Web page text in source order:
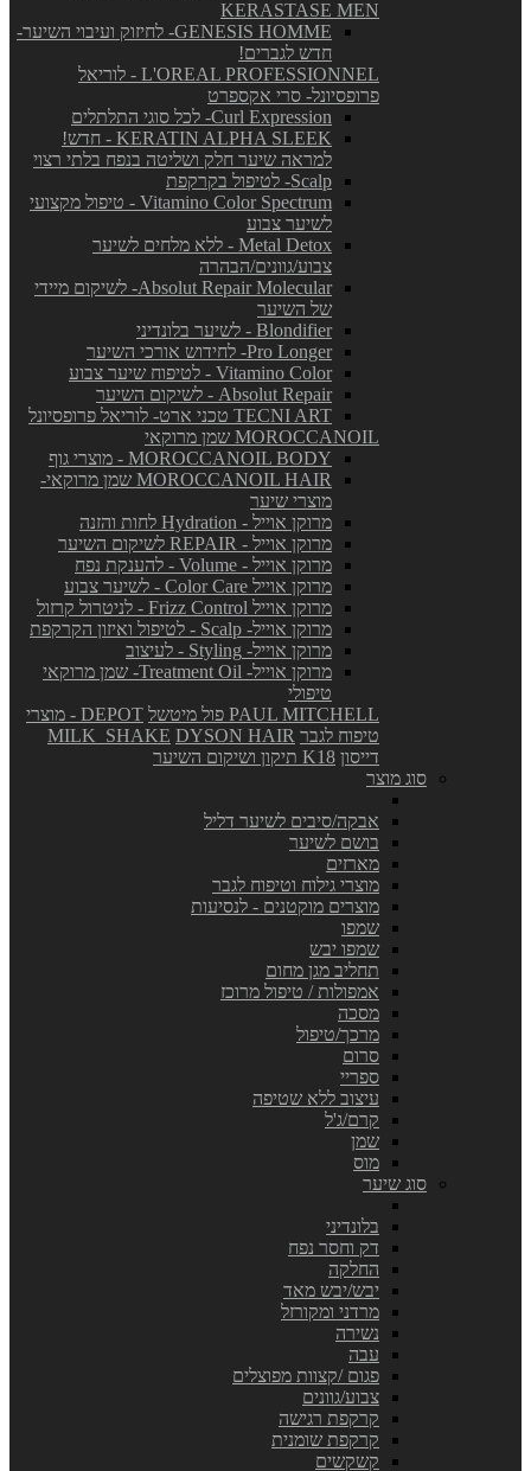
KERASTASE MEN
GENESIS HOMME- לחיזוק ועיבוי השיער-
חדש לגברים!
L'OREAL PROFESSIONNEL - לוריאל
פרופסיונל- סרי אקספרט
Curl Expression- לכל סוגי התלתלים
KERATIN ALPHA SLEEK - חדש!
למראה שיער חלק ושליטה בנפח בלתי רצוי
Scalp- לטיפול בקרקפת
Vitamino Color Spectrum - טיפול מקצועי
לשיער צבוע
Metal Detox - ללא מלחים לשיער
צבוע/גוונים/הבהרה
Absolut Repair Molecular- לשיקום מיידי
של השיער
Blondifier - לשיער בלונדיני
Pro Longer- לחידוש אורכי השיער
Vitamino Color - לטיפוח שיער צבוע
Absolut Repair - לשיקום השיער
TECNI ART טכני ארט- לוריאל פרופסיונל
MOROCCANOIL שמן מרוקאי
MOROCCANOIL BODY - מוצרי גוף
MOROCCANOIL HAIR שמן מרוקאי-
מוצרי שיער
מרוקן אוייל - Hydration לחות והזנה
מרוקן אוייל - REPAIR לשיקום השיער
מרוקן אוייל - Volume - להענקת נפח
מרוקן אוייל Color Care - לשיער צבוע
מרוקן אוייל Frizz Control - לניטרול קרזול
מרוקן אוייל- Scalp - לטיפול ואיזון הקרקפת
מרוקן אוייל- Styling - לעיצוב
מרוקן אוייל- Treatment Oil- שמן מרוקאי
טיפולי
PAUL MITCHELL פול מיטשל
DEPOT - מוצרי
טיפוח לגבר
MILK_SHAKE DYSON HAIR
דייסון K18 תיקון ושיקום השיער
סוג מוצר
אבקה/סיבים לשיער דליל
בושם לשיער
מארזים
מוצרי גילוח וטיפוח לגבר
מוצרים מוקטנים - לנסיעות
שמפו
שמפו יבש
תחליב מגן מחום
אמפולות / טיפול מרוכז
מסכה
מרכך/טיפול
סרום
ספריי
עיצוב ללא שטיפה
קרם/ג'ל
שמן
מוס
סוג שיער
בלונדיני
דק וחסר נפח
החלקה
יבש/יבש מאד
מרדני ומקורזל
נשירה
עבה
פגום /קצוות מפוצלים
צבוע/גוונים
קרקפת רגישה
קרקפת שומנית
קשקשים